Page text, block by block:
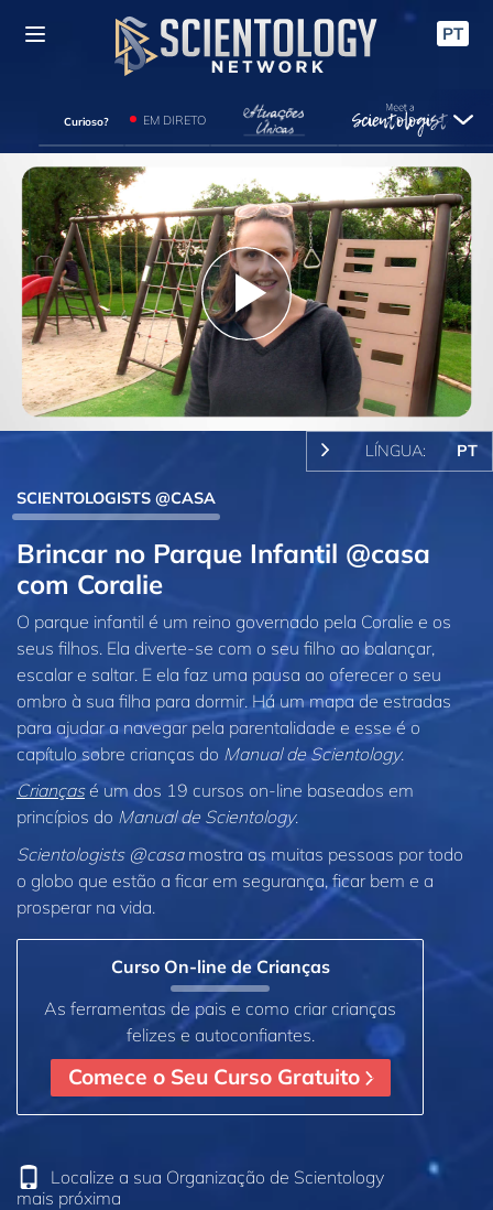
PT
Curioso? EM DIRETO
Play
Video
LÍNGUA: PT
SCIENTOLOGISTS @CASA
Brincar no Parque Infantil @casa
com Coralie
O parque infantil é um reino governado pela Coralie e os
seus filhos. Ela diverte‑se com o seu filho ao balançar,
escalar e saltar. E ela faz uma pausa ao oferecer o seu
ombro à sua filha para dormir. Há um mapa de estradas
para ajudar a navegar pela parentalidade e esse é o
capítulo sobre crianças do Manual de Scientology.
Criançasé um dos 19 cursos on‑line baseados em
princípios do Manual de Scientology.
Scientologists @casamostra as muitas pessoas por todo
o globo que estão a ficar em segurança, ficar bem e a
prosperar na vida.
Curso On‑line de Crianças
As ferramentas de pais e como criar crianças
felizes e autoconfiantes.
Comece o Seu Curso Gratuito
Localize a sua Organização de Scientology
mais próxima